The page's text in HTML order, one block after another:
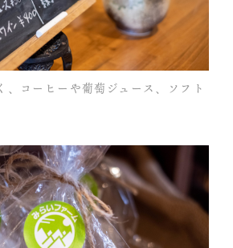
、コーヒーや葡萄ジュース、ソフト